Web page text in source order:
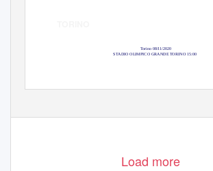
Torino 08/11/2020
STADIO OLIMPICO GRANDE TORINO 15:00
Load more